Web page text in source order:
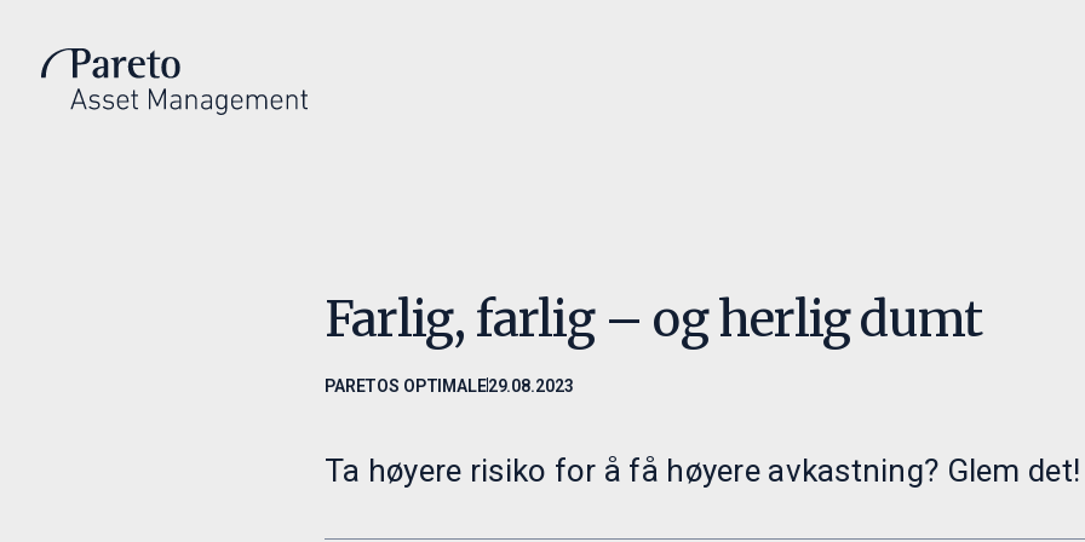
Farlig, farlig – og herlig dumt
PARETOS OPTIMALE29.08.2023
Ta høyere risiko for å få høyere avkastning? Glem det!